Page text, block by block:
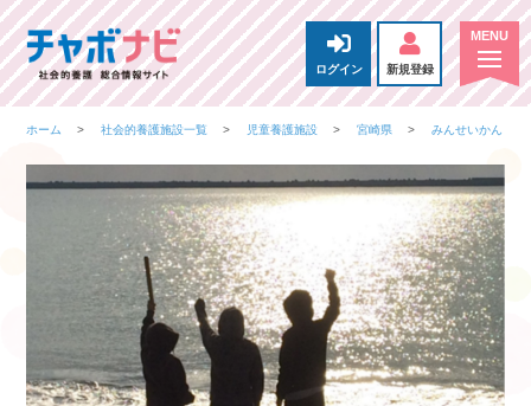
ログイン 新規登録
ホーム 社会的養護施設一覧 児童養護施設 宮崎県 みんせいかん